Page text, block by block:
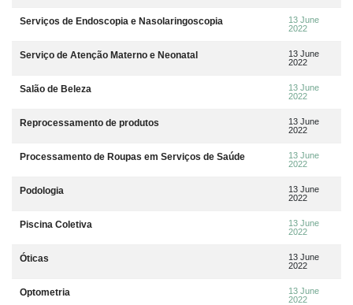
Serviços de Endoscopia e Nasolaringoscopia
13 June
2022
Serviço de Atenção Materno e Neonatal
13 June
2022
Salão de Beleza
13 June
2022
Reprocessamento de produtos
13 June
2022
Processamento de Roupas em Serviços de Saúde
13 June
2022
Podologia
13 June
2022
Piscina Coletiva
13 June
2022
Óticas
13 June
2022
Optometria
13 June
2022